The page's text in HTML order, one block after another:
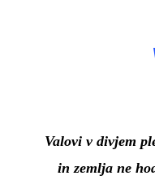
Valovi v divjem
in zemlja ne